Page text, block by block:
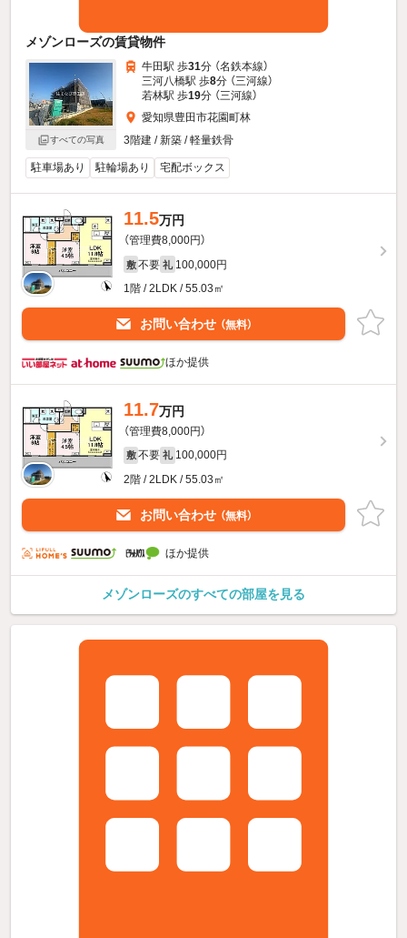
メゾンローズの賃貸物件
すべての写真
牛田駅 歩31分 （名鉄本線）
三河八橋駅 歩8分 （三河線）
若林駅 歩19分 （三河線）
愛知県豊田市花園町林
3階建 / 新築 / 軽量鉄骨
駐車場あり 駐輪場あり 宅配ボックス
11.5万円
（管理費8,000円）
敷 不要 礼 100,000円
1階 / 2LDK / 55.03㎡
お問い合わせ （無料）
ほか提供
11.7万円
（管理費8,000円）
敷 不要 礼 100,000円
2階 / 2LDK / 55.03㎡
お問い合わせ （無料）
ほか提供
メゾンローズのすべての部屋を見る